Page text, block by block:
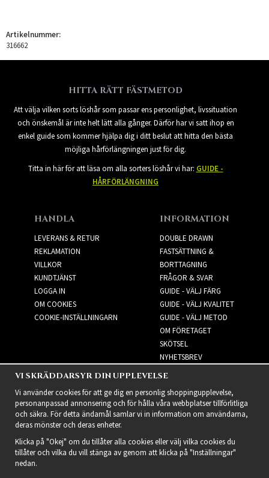
Artikelnummer:
316662
HITTA RÄTT FÄSTMETOD
Att välja vilken sorts löshår som passar ens personlighet, livssituation
och önskemål är inte helt lätt alla gånger. Därför har vi satt ihop en
enkel guide som kommer hjälpa dig i ditt beslut att hitta den bästa
möjliga hårförlängningen just för dig.
Titta in här för att läsa om alla sorters löshår vi har: GUIDE -
HÅRFÖRLÄNGNING
HANDLA
LEVERANS & RETUR
REKLAMATION
VILLKOR
KUNDTJÄNST
LOGGA IN
OM COOKIES
COOKIE-INSTÄLLNINGARN
INFORMATION
DOUBLE DRAWN
FASTSÄTTNING &
BORTTAGNING
FRÅGOR & SVAR
GUIDE - VÄLJ FÄRG
GUIDE - VÄLJ KVALITET
GUIDE - VÄLJ METOD
OM FÖRETAGET
SKÖTSEL
NYHETSBREV
NYHETSBREV
VI SKRÄDDARSYR DIN UPPLEVELSE
Vi använder cookies för att ge dig en personlig shoppingupplevelse,
personanpassad annonsering och för hålla våra webbplatser tillförlitliga
och säkra. För detta ändamål samlar vi in information om användarna,
deras mönster och deras enheter.
Klicka på "Okej" om du tillåter alla cookies eller välj vilka cookies du
tillåter och vilka du vill stänga av genom att klicka på "Inställningar"
nedan.